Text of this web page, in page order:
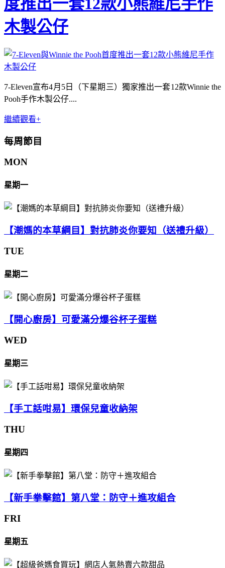
度推出一套12款小熊維尼手作
木製公仔
7-Eleven宣布4月5日（下星期三）獨家推出一套12款Winnie the
Pooh手作木製公仔....
繼續觀看+
每周節目
MON
星期一
【潮媽的本草綱目】對抗肺炎你要知（送禮升級）
TUE
星期二
【開心廚房】可愛滿分爆谷杯子蛋糕
WED
星期三
【手工話咁易】環保兒童收納架
THU
星期四
【新手拳擊館】第八堂：防守＋進攻組合
FRI
星期五